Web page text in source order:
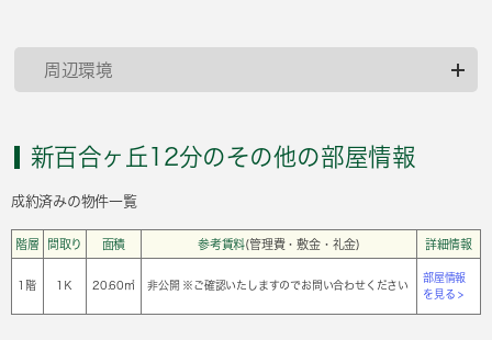
周辺環境
新百合ヶ丘12分のその他の部屋情報
成約済みの物件一覧
階層 間取り 面積 参考賃料(管理費・敷金・礼金) 詳細情報
1階 1Ｋ 20.60㎡ 非公開 ※ご確認いたしますのでお問い合わせください
部屋情報
を見る >